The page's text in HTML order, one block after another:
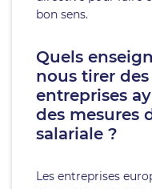
bon sens.
Quels
nous tirer
entreprises
des mesures
salariale ?
Les entreprises